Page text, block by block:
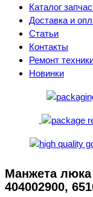
Каталог
Доставка и
Статьи
Контакты
Ремонт
Новинки
Манжета
404002900,